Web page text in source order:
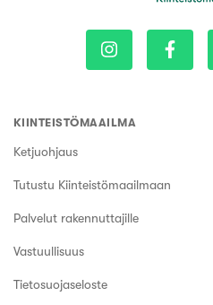
KIINTEISTÖMAAILMA
Ketjuohjaus
Tutustu Kiinteistömaailmaan
Palvelut rakennuttajille
Vastuullisuus
Tietosuojaseloste